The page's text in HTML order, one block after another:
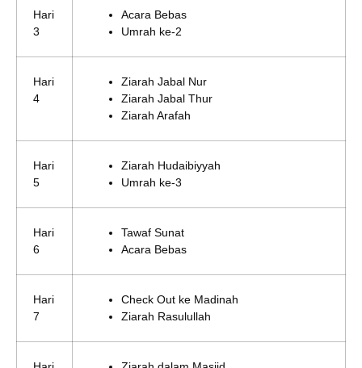
Hari
3
Acara Bebas
Umrah ke-2
Hari
4
Ziarah Jabal Nur
Ziarah Jabal Thur
Ziarah Arafah
Hari
5
Ziarah Hudaibiyyah
Umrah ke-3
Hari
6
Tawaf Sunat
Acara Bebas
Hari
7
Check Out ke Madinah
Ziarah Rasulullah